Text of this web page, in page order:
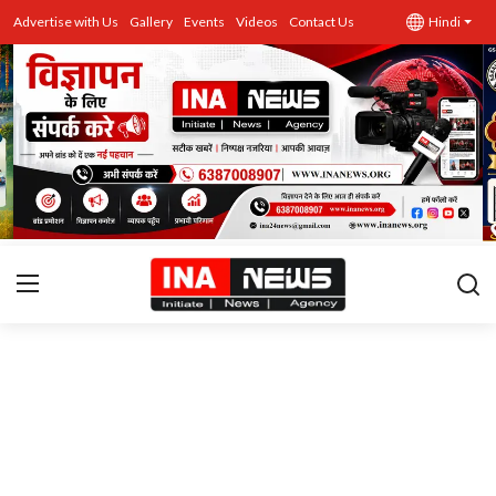
Advertise with Us Gallery Events Videos Contact Us Hindi
उत्तर प्रदेश
Advertise with Us
Events
राज्य